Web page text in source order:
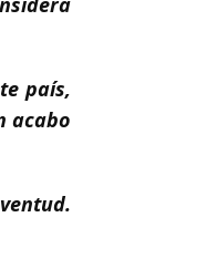
país,
acabo